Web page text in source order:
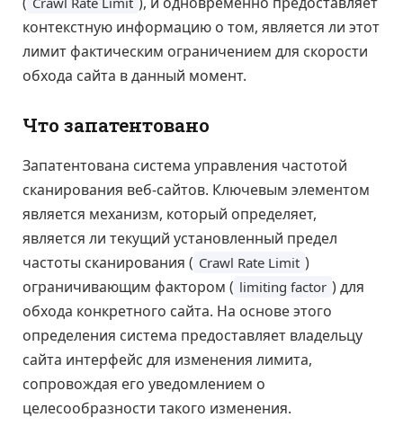
контекстную информацию о том, является ли этот
лимит фактическим ограничением для скорости
обхода сайта в данный момент.
Что запатентовано
Запатентована система управления частотой
сканирования веб-сайтов. Ключевым элементом
является механизм, который определяет,
является ли текущий установленный предел
частоты сканирования ( Crawl Rate Limit )
ограничивающим фактором ( limiting factor ) для
обхода конкретного сайта. На основе этого
определения система предоставляет владельцу
сайта интерфейс для изменения лимита,
сопровождая его уведомлением о
целесообразности такого изменения.